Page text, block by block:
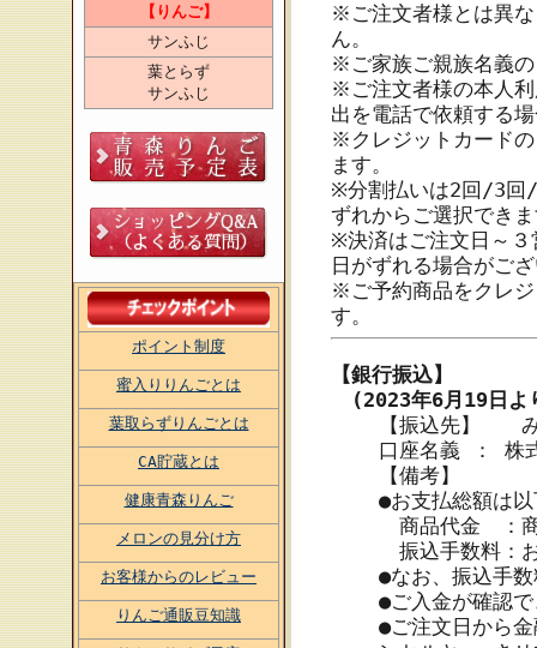
【りんご】
サンふじ
葉とらず
サンふじ
ポイント制度
蜜入りりんごとは
葉取らずりんごとは
CA貯蔵とは
健康青森りんご
メロンの見分け方
お客様からのレビュー
りんご通販豆知識
※ご注文者様とは異
ん。
※ご家族ご親族名義
※ご注文者様の本人
出を電話で依頼する
※クレジットカード
ます。
※分割払いは2回/3
ずれからご選択でき
※決済はご注文日～３
日がずれる場合がご
※ご予約商品をクレ
す。
【銀行振込】
(2023年6月19日よ
【振込先】
口座名義 ： 株
【備考】
●お支払総額は
商品代金 ：商
振込手数料：
●なお、振込手
●ご入金が確認
●ご注文日から